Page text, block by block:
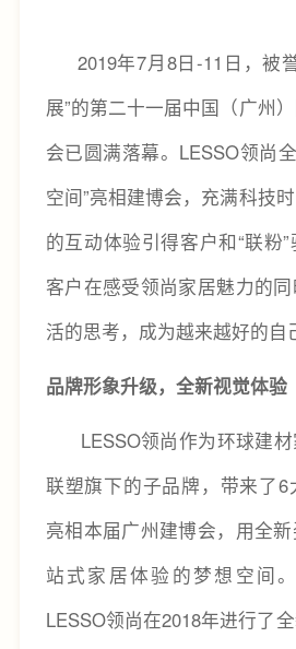
2019年7月8日-11日，被
展”的第二十一届中国（广州
会已圆满落幕。LESSO领尚
空间”亮相建博会，充满科技
的互动体验引得客户和“联粉
客户在感受领尚家居魅力的
活的思考，成为越来越好的自
品牌形象升级，全新视觉体验
LESSO领尚作为环球建材
联塑旗下的子品牌，带来了
亮相本届广州建博会，用全
站式家居体验的梦想空间
LESSO领尚在2018年进行了